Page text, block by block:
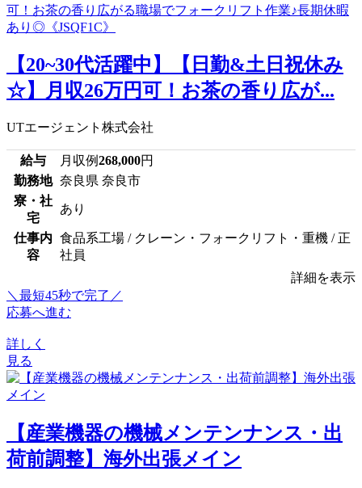
【20~30代活躍中】【日勤&土日祝休み
☆】月収26万円可！お茶の香り広が...
UTエージェント株式会社
給与 月収例268,000円
勤務地 奈良県 奈良市
寮・社
宅
あり
仕事内
容
食品系工場 / クレーン・フォークリフト・重機 / 正
社員
詳細を表示
＼最短45秒で完了／
応募へ進む
詳しく
見る
【産業機器の機械メンテンナンス・出
荷前調整】海外出張メイン